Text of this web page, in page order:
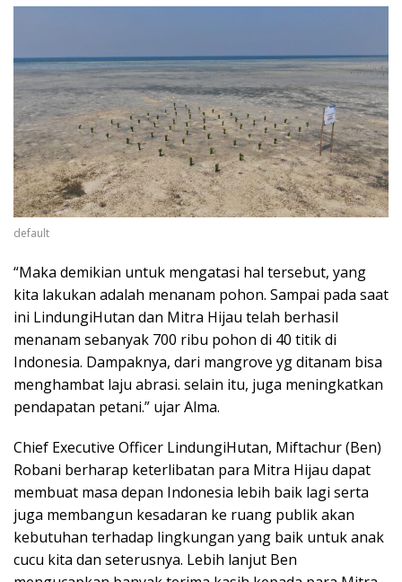
default
“Maka demikian untuk mengatasi hal tersebut, yang
kita lakukan adalah menanam pohon. Sampai pada saat
ini LindungiHutan dan Mitra Hijau telah berhasil
menanam sebanyak 700 ribu pohon di 40 titik di
Indonesia. Dampaknya, dari mangrove yg ditanam bisa
menghambat laju abrasi. selain itu, juga meningkatkan
pendapatan petani.” ujar Alma.
Chief Executive Officer LindungiHutan, Miftachur (Ben)
Robani berharap keterlibatan para Mitra Hijau dapat
membuat masa depan Indonesia lebih baik lagi serta
juga membangun kesadaran ke ruang publik akan
kebutuhan terhadap lingkungan yang baik untuk anak
cucu kita dan seterusnya. Lebih lanjut Ben